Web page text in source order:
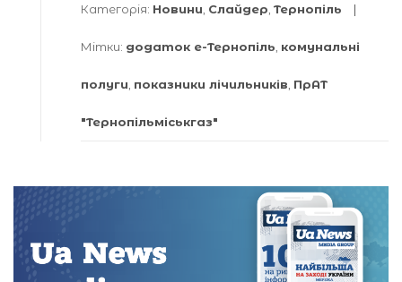
Категорія: Новини Слайдер Тернопіль
Мітки: додаток е-Тернопіль комунальні
полуги показники лічильників ПрАТ
"Тернопільміськгаз"